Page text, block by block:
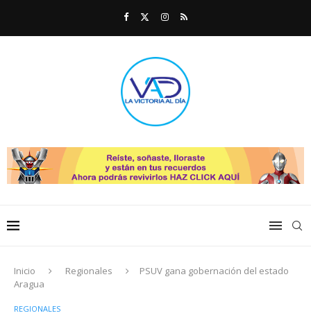
Inicio Regionales
PSUV gana gobernación del estado
Aragua
REGIONALES